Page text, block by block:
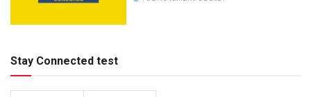
Stay Connected test